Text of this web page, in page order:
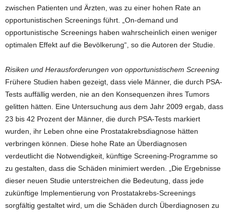
zwischen Patienten und Ärzten, was zu einer hohen Rate an
opportunistischen Screenings führt. „On-demand und
opportunistische Screenings haben wahrscheinlich einen weniger
optimalen Effekt auf die Bevölkerung“, so die Autoren der Studie.
Risiken und Herausforderungen von opportunistischem Screening
Frühere Studien haben gezeigt, dass viele Männer, die durch PSA-
Tests auffällig werden, nie an den Konsequenzen ihres Tumors
gelitten hätten. Eine Untersuchung aus dem Jahr 2009 ergab, dass
23 bis 42 Prozent der Männer, die durch PSA-Tests markiert
wurden, ihr Leben ohne eine Prostatakrebsdiagnose hätten
verbringen können. Diese hohe Rate an Überdiagnosen
verdeutlicht die Notwendigkeit, künftige Screening-Programme so
zu gestalten, dass die Schäden minimiert werden. „Die Ergebnisse
dieser neuen Studie unterstreichen die Bedeutung, dass jede
zukünftige Implementierung von Prostatakrebs-Screenings
sorgfältig gestaltet wird, um die Schäden durch Überdiagnosen zu